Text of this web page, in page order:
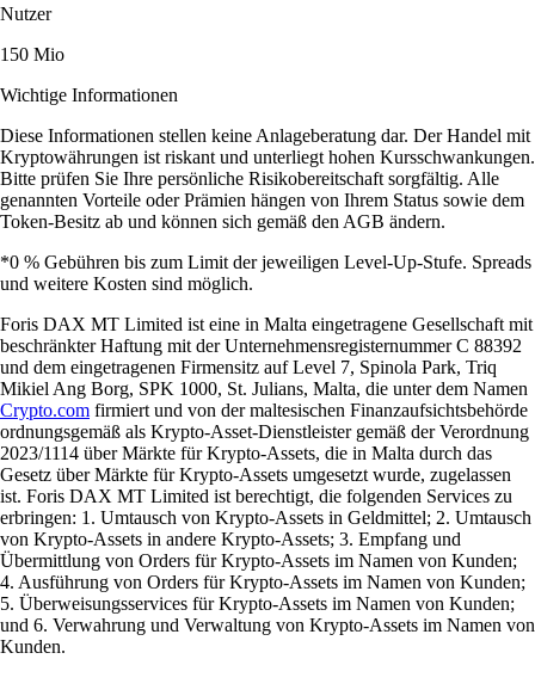
Nutzer
150 Mio
Wichtige Informationen
Diese Informationen stellen keine Anlageberatung dar. Der Handel mit
Kryptowährungen ist riskant und unterliegt hohen Kursschwankungen.
Bitte prüfen Sie Ihre persönliche Risikobereitschaft sorgfältig. Alle
genannten Vorteile oder Prämien hängen von Ihrem Status sowie dem
Token-Besitz ab und können sich gemäß den AGB ändern.
*0 % Gebühren bis zum Limit der jeweiligen Level-Up-Stufe. Spreads
und weitere Kosten sind möglich.
Foris DAX MT Limited ist eine in Malta eingetragene Gesellschaft mit
beschränkter Haftung mit der Unternehmensregisternummer C 88392
und dem eingetragenen Firmensitz auf Level 7, Spinola Park, Triq
Mikiel Ang Borg, SPK 1000, St. Julians, Malta, die unter dem Namen
Crypto.com firmiert und von der maltesischen Finanzaufsichtsbehörde
ordnungsgemäß als Krypto-Asset-Dienstleister gemäß der Verordnung
2023/1114 über Märkte für Krypto-Assets, die in Malta durch das
Gesetz über Märkte für Krypto-Assets umgesetzt wurde, zugelassen
ist. Foris DAX MT Limited ist berechtigt, die folgenden Services zu
erbringen: 1. Umtausch von Krypto-Assets in Geldmittel; 2. Umtausch
von Krypto-Assets in andere Krypto-Assets; 3. Empfang und
Übermittlung von Orders für Krypto-Assets im Namen von Kunden;
4. Ausführung von Orders für Krypto-Assets im Namen von Kunden;
5. Überweisungsservices für Krypto-Assets im Namen von Kunden;
und 6. Verwahrung und Verwaltung von Krypto-Assets im Namen von
Kunden.